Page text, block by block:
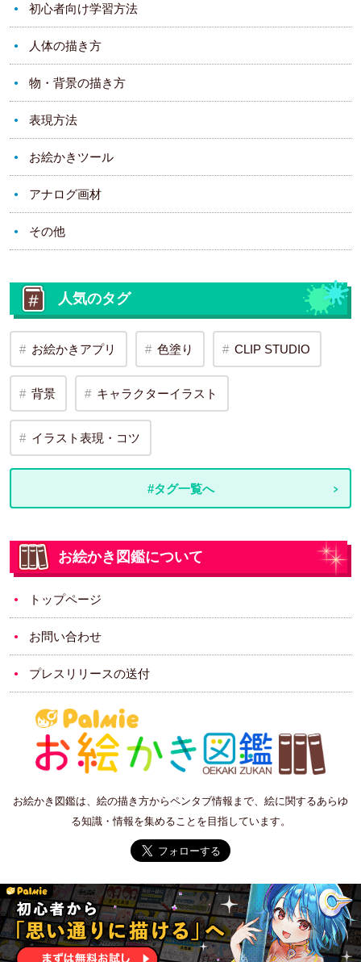
初心者向け学習方法
人体の描き方
物・背景の描き方
表現方法
お絵かきツール
アナログ画材
その他
人気のタグ
お絵かきアプリ 色塗り CLIP STUDIO
背景 キャラクターイラスト
イラスト表現・コツ
#タグ一覧へ
お絵かき図鑑について
トップページ
お問い合わせ
プレスリリースの送付
お絵かき図鑑は、絵の描き方からペンタブ情報まで、絵に関するあらゆ
る知識・情報を集めることを目指しています。